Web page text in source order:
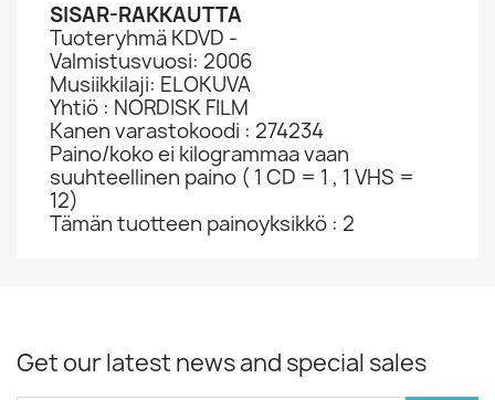
SISAR-RAKKAUTTA
Tuoteryhmä KDVD -
Valmistusvuosi: 2006
Musiikkilaji: ELOKUVA
Yhtiö : NORDISK FILM
Kanen varastokoodi : 274234
Paino/koko ei kilogrammaa vaan
suuhteellinen paino ( 1 CD = 1 , 1 VHS =
12)
Tämän tuotteen painoyksikkö : 2
Get our latest news and special sales